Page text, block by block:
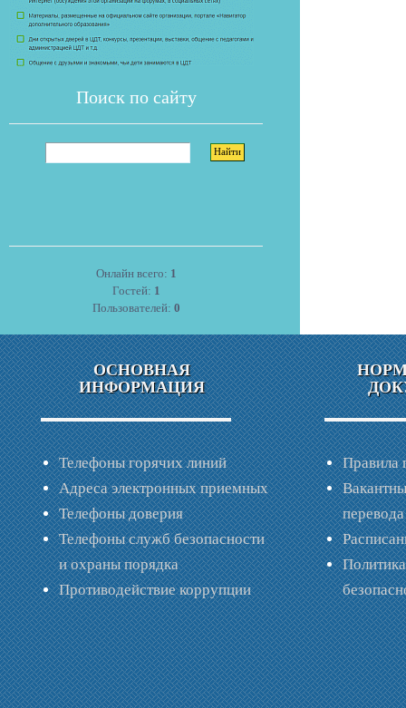
Поиск по сайту
Онлайн всего: 1
Гостей: 1
Пользователей: 0
ОСНОВНАЯ
ИНФОРМАЦИЯ
Телефоны горячих линий
Адреса электронных приемных
Телефоны доверия
Телефоны служб безопасности
и охраны порядка
Противодействие коррупции
Правила
перевода